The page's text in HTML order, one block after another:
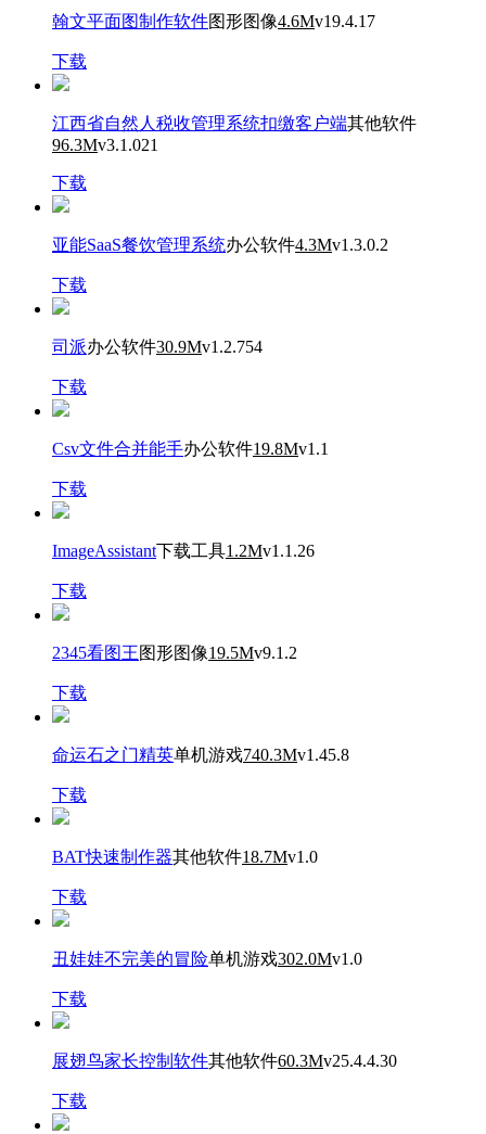
翰文平面图制作软件图形图像4.6Mv19.4.17
下载
江西省自然人税收管理系统扣缴客户端其他软件
96.3Mv3.1.021
下载
亚能SaaS餐饮管理系统办公软件4.3Mv1.3.0.2
下载
司派办公软件30.9Mv1.2.754
下载
Csv文件合并能手办公软件19.8Mv1.1
下载
ImageAssistant下载工具1.2Mv1.1.26
下载
2345看图王图形图像19.5Mv9.1.2
下载
命运石之门精英单机游戏740.3Mv1.45.8
下载
BAT快速制作器其他软件18.7Mv1.0
下载
丑娃娃不完美的冒险单机游戏302.0Mv1.0
下载
展翅鸟家长控制软件其他软件60.3Mv25.4.4.30
下载